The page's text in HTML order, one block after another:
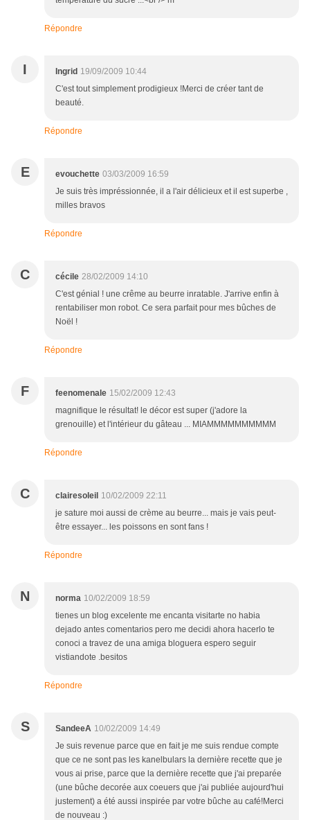
Répondre
I Ingrid 19/09/2009 10:44
C'est tout simplement prodigieux !Merci de créer tant de
beauté.
Répondre
E evouchette 03/03/2009 16:59
Je suis très impréssionnée, il a l'air délicieux et il est superbe ,
milles bravos
Répondre
C cécile 28/02/2009 14:10
C'est génial ! une crême au beurre inratable. J'arrive enfin à
rentabiliser mon robot. Ce sera parfait pour mes bûches de
Noël !
Répondre
F feenomenale 15/02/2009 12:43
magnifique le résultat! le décor est super (j'adore la
grenouille) et l'intérieur du gâteau ... MIAMMMMMMMMMM
Répondre
C clairesoleil 10/02/2009 22:11
je sature moi aussi de crème au beurre... mais je vais peut-
être essayer... les poissons en sont fans !
Répondre
N norma 10/02/2009 18:59
tienes un blog excelente me encanta visitarte no habia
dejado antes comentarios pero me decidi ahora hacerlo te
conoci a travez de una amiga bloguera espero seguir
vistiandote .besitos
Répondre
S SandeeA 10/02/2009 14:49
Je suis revenue parce que en fait je me suis rendue compte
que ce ne sont pas les kanelbulars la dernière recette que je
vous ai prise, parce que la dernière recette que j'ai preparée
(une bûche decorée aux coeuers que j'ai publiée aujourd'hui
justement) a été aussi inspirée par votre bûche au café!Merci
de nouveau :)